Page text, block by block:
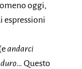
oggi,
espressioni
andarci
… Questo